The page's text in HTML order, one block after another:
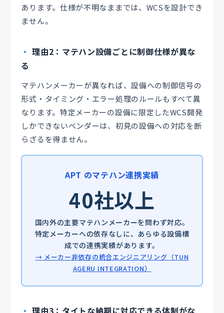
あります。仕様が不明なままでは、WCSを設計でき
ません。
理由2：マテハン設備ごとに制御仕様が異な
る
マテハンメーカーが異なれば、設備への制御信号の
形式・タイミング・エラー処理のルールもすべて異
なります。特定メーカーの設備に限定したWCS開発
しかできないベンダーは、初見の設備への対応を断
らざるを得ません。
APT のマテハン連携実績
40社以上
国内外の主要マテハンメーカーを問わず対応。
特定メーカーへの依存なしに、あらゆる設備構
成での連携実績があります。
→ メーカー非依存の統合エンジニアリング（TUN
AGERU INTEGRATION）
理由3：タイトな納期に対応できる体制がな